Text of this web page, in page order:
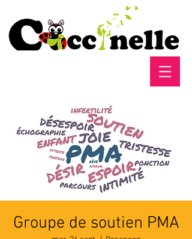
Groupe de soutien PMA